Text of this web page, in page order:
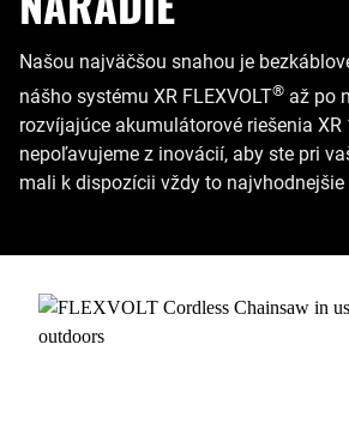
Našou najväčšou snahou je
nášho systému XR FLEXVOLT® až po
rozvíjajúce akumulátorové riešenia XR
nepoľavujeme z inovácií, aby ste pri
mali k dispozícii vždy to najvhodnejšie